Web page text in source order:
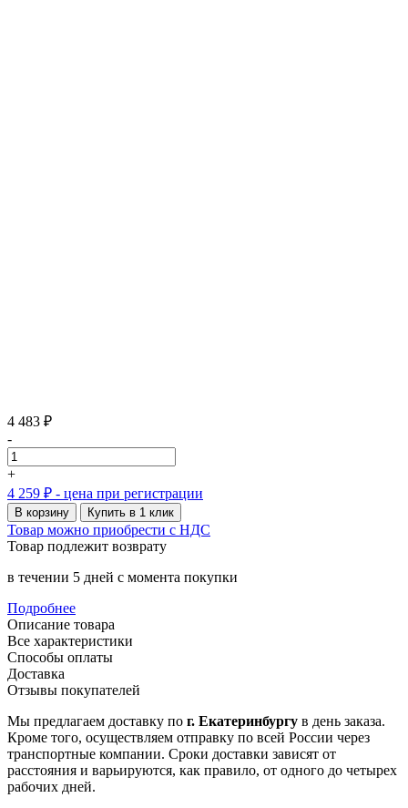
4 483 ₽
-
+
4 259 ₽ - цена при регистрации
В корзину Купить в 1 клик
Товар можно приобрести с НДС
Товар подлежит возврату
в течении 5 дней с момента покупки
Подробнее
Описание товара
Все характеристики
Способы оплаты
Доставка
Отзывы покупателей
Мы предлагаем доставку по г. Екатеринбургу в день заказа.
Кроме того, осуществляем отправку по всей России через
транспортные компании. Сроки доставки зависят от
расстояния и варьируются, как правило, от одного до четырех
рабочих дней.